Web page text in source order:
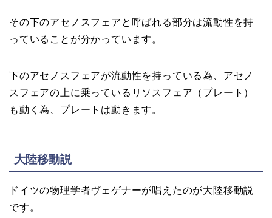
その下のアセノスフェアと呼ばれる部分は流動性を持
っていることが分かっています。
下のアセノスフェアが流動性を持っている為、アセノ
スフェアの上に乗っているリソスフェア（プレート）
も動く為、プレートは動きます。
大陸移動説
ドイツの物理学者ヴェゲナーが唱えたのが大陸移動説
です。